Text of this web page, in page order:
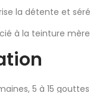
la détente et
à la teinture
5 à 15